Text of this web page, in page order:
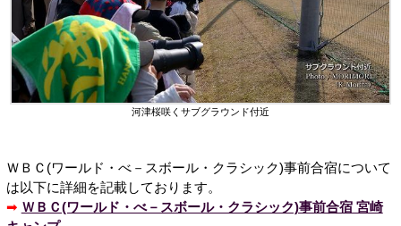
河津桜咲くサブグラウンド付近
ＷＢＣ(ワールド・べ－スボール・クラシック)事前合宿について
は以下に詳細を記載しております。
➡ ＷＢＣ(ワールド・べ－スボール・クラシック)事前合宿 宮崎